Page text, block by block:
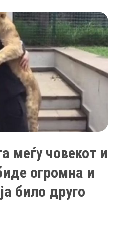
меѓу човекот и
огромна и
било друго